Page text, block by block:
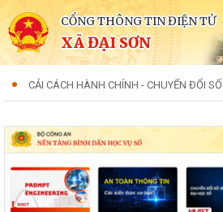
CỔNG THÔNG TIN ĐIỆN TỬ
XÃ ĐẠI SƠN
CẢI CÁCH HÀNH CHÍNH - CHUYỂN ĐỔI SỐ